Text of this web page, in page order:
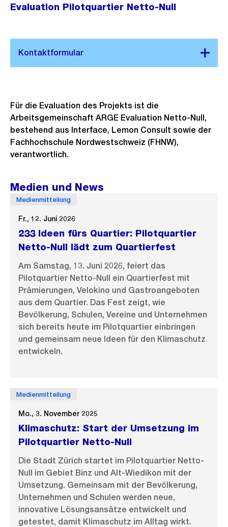
Evaluation Pilotquartier Netto-Null
Für die Evaluation des Projekts ist die
Arbeitsgemeinschaft ARGE Evaluation Netto-Null,
bestehend aus Interface, Lemon Consult sowie der
Fachhochschule Nordwestschweiz (FHNW),
verantwortlich.
Medien und News
Medienmitteilung
Fr., 12. Juni 2026
233 Ideen fürs Quartier: Pilotquartier
Netto-Null lädt zum Quartierfest
Am Samstag, 13. Juni 2026, feiert das
Pilotquartier Netto-Null ein Quartierfest mit
Prämierungen, Velokino und Gastroangeboten
aus dem Quartier. Das Fest zeigt, wie
Bevölkerung, Schulen, Vereine und Unternehmen
sich bereits heute im Pilotquartier einbringen
und gemeinsam neue Ideen für den Klimaschutz
entwickeln.
Medienmitteilung
Mo., 3. November 2025
Klimaschutz: Start der Umsetzung im
Pilotquartier Netto-Null
Die Stadt Zürich startet im Pilotquartier Netto-
Null im Gebiet Binz und Alt-Wiedikon mit der
Umsetzung. Gemeinsam mit der Bevölkerung,
Unternehmen und Schulen werden neue,
innovative Lösungsansätze entwickelt und
getestet, damit Klimaschutz im Alltag wirkt.